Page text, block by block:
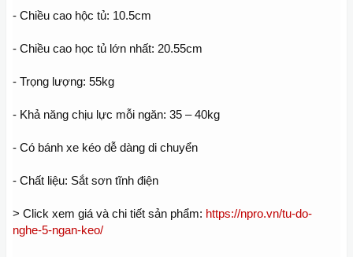
- Chiều cao hộc tủ: 10.5cm
- Chiều cao học tủ lớn nhất: 20.55cm
- Trọng lượng: 55kg
- Khả năng chịu lực mỗi ngăn: 35 – 40kg
- Có bánh xe kéo dễ dàng di chuyển
- Chất liệu: Sắt sơn tĩnh điện
> Click xem giá và chi tiết sản phẩm: https://npro.vn/tu-do-
nghe-5-ngan-keo/